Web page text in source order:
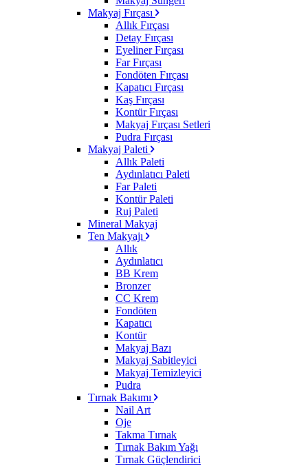
Makyaj Fırçası
Allık Fırçası
Detay Fırçası
Eyeliner Fırçası
Far Fırçası
Fondöten Fırçası
Kapatıcı Fırçası
Kaş Fırçası
Kontür Fırçası
Makyaj Fırçası Setleri
Pudra Fırçası
Makyaj Paleti
Allık Paleti
Aydınlatıcı Paleti
Far Paleti
Kontür Paleti
Ruj Paleti
Mineral Makyaj
Ten Makyajı
Allık
Aydınlatıcı
BB Krem
Bronzer
CC Krem
Fondöten
Kapatıcı
Kontür
Makyaj Bazı
Makyaj Sabitleyici
Makyaj Temizleyici
Pudra
Tırnak Bakımı
Nail Art
Oje
Takma Tırnak
Tırnak Bakım Yağı
Tırnak Güçlendirici